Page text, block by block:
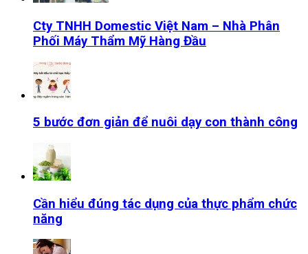
Cty TNHH Domestic Việt Nam – Nhà Phân
Phối Máy Thẩm Mỹ Hàng Đầu
5 bước đơn giản để nuôi dạy con thành công
Cần hiểu đúng tác dụng của thực phẩm chức
năng